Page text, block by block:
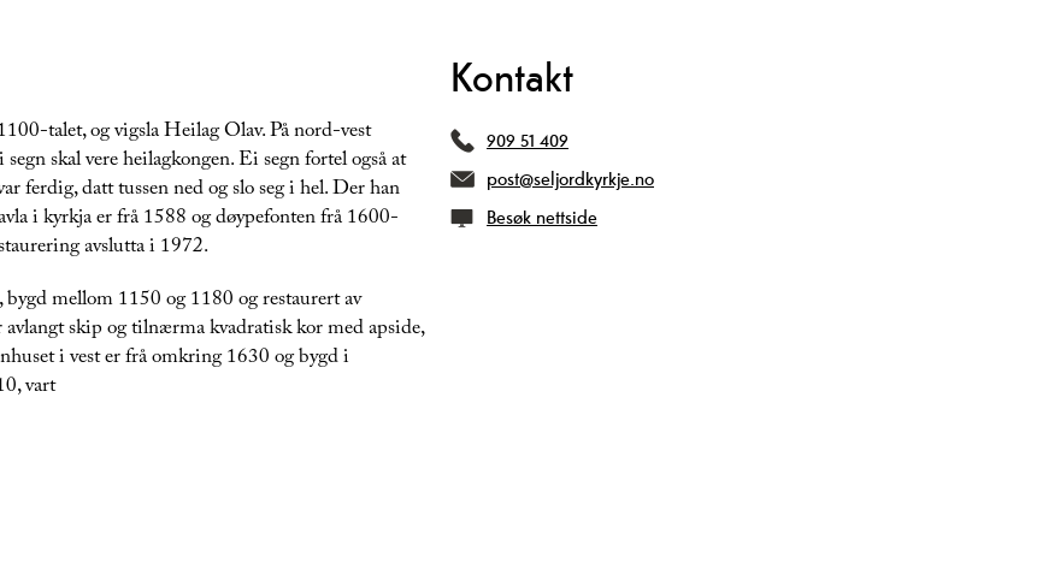
talet, og vigsla Heilag Olav. På nord-vest
skal vere heilagkongen. Ei segn fortel også at
ferdig, datt tussen ned og slo seg i hel. Der han
i kyrkja er frå 1588 og døypefonten frå 1600-
avslutta i 1972.
mellom 1150 og 1180 og restaurert av
skip og tilnærma kvadratisk kor med apside,
i vest er frå omkring 1630 og bygd i
vart
Kontakt
909 51 409
post@seljordkyrkje.no
Besøk nettside